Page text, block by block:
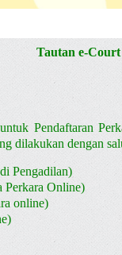
Tautan e-
Pendaftaran
dilakukan dengan
Pengadilan)
Perkara Online)
online)